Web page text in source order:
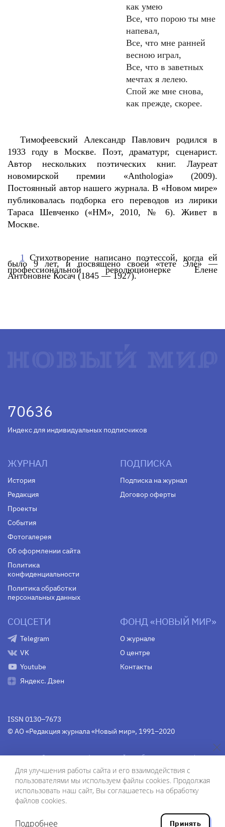
как умею
Все, что порою ты мне
напевал,
Все, что мне ранней
весною играл,
Все, что в заветных
мечтах я лелею.
Спой же мне снова,
как прежде, скорее.
Тимофеевский Александр Павлович родился в
1933 году в Москве. Поэт, драматург, сценарист.
Автор нескольких поэтических книг. Лауреат
новомирской премии «Anthologia» (2009).
Постоянный автор нашего журнала. В «Новом мире»
публиковалась подборка его переводов из лирики
Тараса Шевченко («НМ», 2010, № 6). Живет в
Москве.
1 Стихотворение написано поэтессой, когда ей
было 9 лет, и посвящено своей «тете Эле» —
профессиональной революционерке Елене
Антоновне Косач (1845 — 1927).
70636
Индекс для индивидуальных подписчиков
ЖУРНАЛ
История
Редакция
Проекты
События
Фотогалерея
Об оформлении сайта
Политика
конфиденциальности
Политика обработки
персональных данных
ПОДПИСКА
Подписка на журнал
Договор оферты
СОЦСЕТИ
Telegram
VK
Youtube
Яндекс. Дзен
ФОНД «НОВЫЙ МИР»
О журнале
О центре
Контакты
ISSN 0130–7673
© АО «Редакция журнала «Новый мир», 1991–2020
Свидетельство Федеральной службы по надзору в сфере
связи, информационных технологий и массовых
коммуникаций средства массовой информации
(Роскомнадзор)ПИ № Фс 77-75754 от 13 июня 2019 г.
Для улучшения работы сайта и его взаимодействия с
пользователями мы используем файлы cookies. Продолжая
использовать наш сайт, Вы соглашаетесь на обработку
файлов cookies.
Подробнее Принять